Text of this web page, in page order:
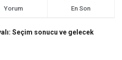
Yorum En Son
Seçim sonucu ve gelecek